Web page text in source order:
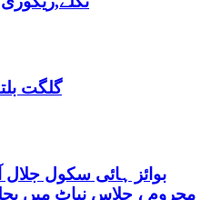
گلگت
بوائز ہائی سکول
محروم ، چلاس نیاٹ میں